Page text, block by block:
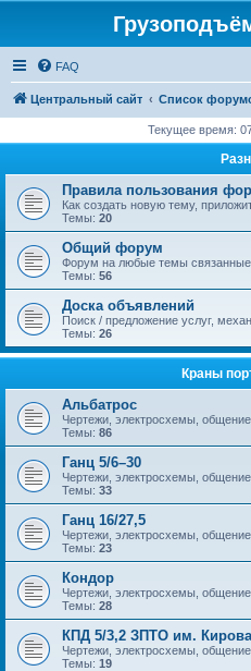
FAQ
Центральный сайт Список
Текущее время:
Правила пользования
Как создать новую тему,
Темы: 20
Общий форум
Форум на любые темы связанные
Темы: 56
Доска объявлений
Поиск / предложение услуг,
Темы: 26
Краны
Альбатрос
Чертежи, электросхемы,
Темы: 86
Ганц 5/6–30
Чертежи, электросхемы,
Темы: 33
Ганц 16/27,5
Чертежи, электросхемы,
Темы: 23
Кондор
Чертежи, электросхемы,
Темы: 28
КПД 5/3,2 ЗПТО им. Кирова
Чертежи, электросхемы,
Темы: 19